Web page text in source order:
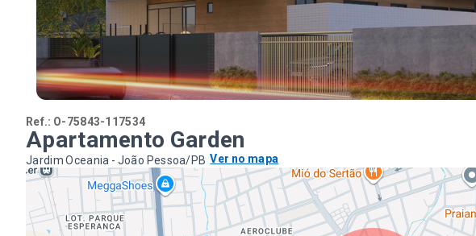
Ref.: O-75843-117534
Apartamento Garden
Jardim Oceania - João Pessoa/PB Ver no mapa